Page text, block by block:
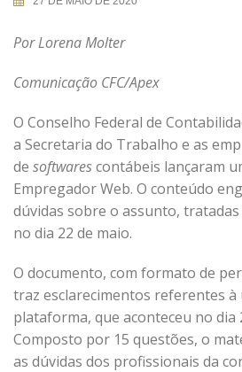
Por Lorena Molter
Comunicação CFC/Apex
O Conselho Federal de
a Secretaria do Trabalho e as
de softwarescontábeis lançaram
Empregador Web. O conteúdo
dúvidas sobre o assunto,
no dia 22 de maio.
O documento, com formato de
traz esclarecimentos referentes à
plataforma, que aconteceu no dia
Composto por 15 questões, o
as dúvidas dos profissionais da